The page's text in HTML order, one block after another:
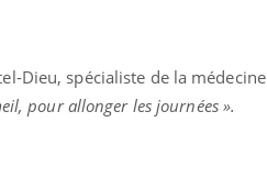
Dieu, spécialiste de la médecine
pour allonger les journées ».